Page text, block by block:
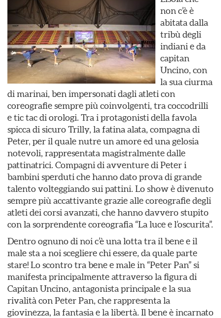
non c’è è
abitata dalla
tribù degli
indiani e da
capitan
Uncino, con
la sua ciurma
di marinai, ben impersonati dagli atleti con
coreografie sempre più coinvolgenti, tra coccodrilli
e tic tac di orologi. Tra i protagonisti della favola
spicca di sicuro Trilly, la fatina alata, compagna di
Peter, per il quale nutre un amore ed una gelosia
notevoli, rappresentata magistralmente dalle
pattinatrici. Compagni di avventure di Peter i
bambini sperduti che hanno dato prova di grande
talento volteggiando sui pattini. Lo show è divenuto
sempre più accattivante grazie alle coreografie degli
atleti dei corsi avanzati, che hanno davvero stupito
con la sorprendente coreografia “La luce e l’oscurita”.
Dentro ognuno di noi c’è una lotta tra il bene e il
male sta a noi scegliere chi essere, da quale parte
stare! Lo scontro tra bene e male in “Peter Pan” si
manifesta principalmente attraverso la figura di
Capitan Uncino, antagonista principale e la sua
rivalità con Peter Pan, che rappresenta la
giovinezza, la fantasia e la libertà. Il bene è incarnato